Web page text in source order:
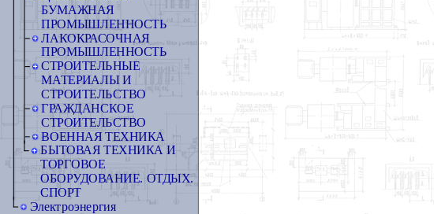
БУМАЖНАЯ
ПРОМЫШЛЕННОСТЬ
ЛАКОКРАСОЧНАЯ
ПРОМЫШЛЕННОСТЬ
СТРОИТЕЛЬНЫЕ
МАТЕРИАЛЫ И
СТРОИТЕЛЬСТВО
ГРАЖДАНСКОЕ
СТРОИТЕЛЬСТВО
ВОЕННАЯ ТЕХНИКА
БЫТОВАЯ ТЕХНИКА И
ТОРГОВОЕ
ОБОРУДОВАНИЕ. ОТДЫХ.
СПОРТ
Электроэнергия